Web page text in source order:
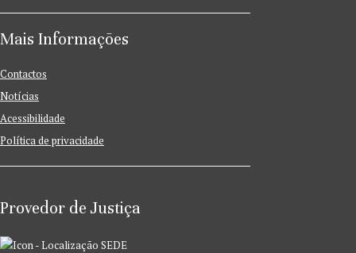
Mais Informações
Contactos
Notícias
Acessibilidade
Política de privacidade
Provedor de Justiça
SEDE